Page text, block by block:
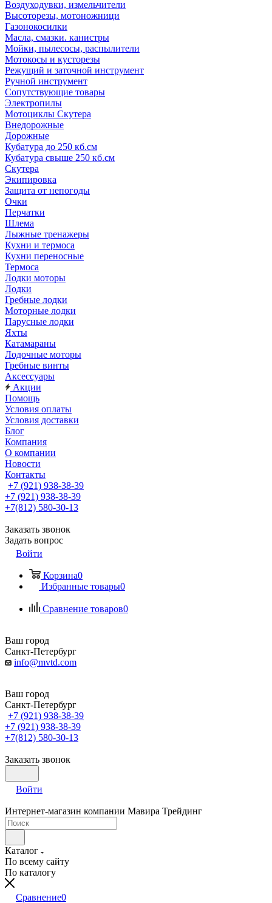
Воздуходувки, измельчители
Высоторезы, мотоножници
Газонокосилки
Масла, смазки. канистры
Мойки, пылесосы, распылители
Мотокосы и кусторезы
Режущий и заточной инструмент
Ручной инструмент
Сопутствующие товары
Электропилы
Мотоциклы Скутера
Внедорожные
Дорожные
Кубатура до 250 кб.см
Кубатура свыше 250 кб.см
Скутера
Экипировка
Защита от непогоды
Очки
Перчатки
Шлема
Лыжные тренажеры
Кухни и термоса
Кухни переносные
Термоса
Лодки моторы
Лодки
Гребные лодки
Моторные лодки
Парусные лодки
Яхты
Катамараны
Лодочные моторы
Гребные винты
Аксессуары
Акции
Помощь
Условия оплаты
Условия доставки
Блог
Компания
О компании
Новости
Контакты
+7 (921) 938-38-39
+7 (921) 938-38-39
+7(812) 580-30-13
Заказать звонок
Задать вопрос
Войти
Корзина0
Избранные товары0
Сравнение товаров0
Ваш город
Санкт-Петербург
info@mvtd.com
Ваш город
Санкт-Петербург
+7 (921) 938-38-39
+7 (921) 938-38-39
+7(812) 580-30-13
Заказать звонок
Войти
Интернет-магазин компании Мавира Трейдинг
Каталог
По всему сайту
По каталогу
Сравнение0